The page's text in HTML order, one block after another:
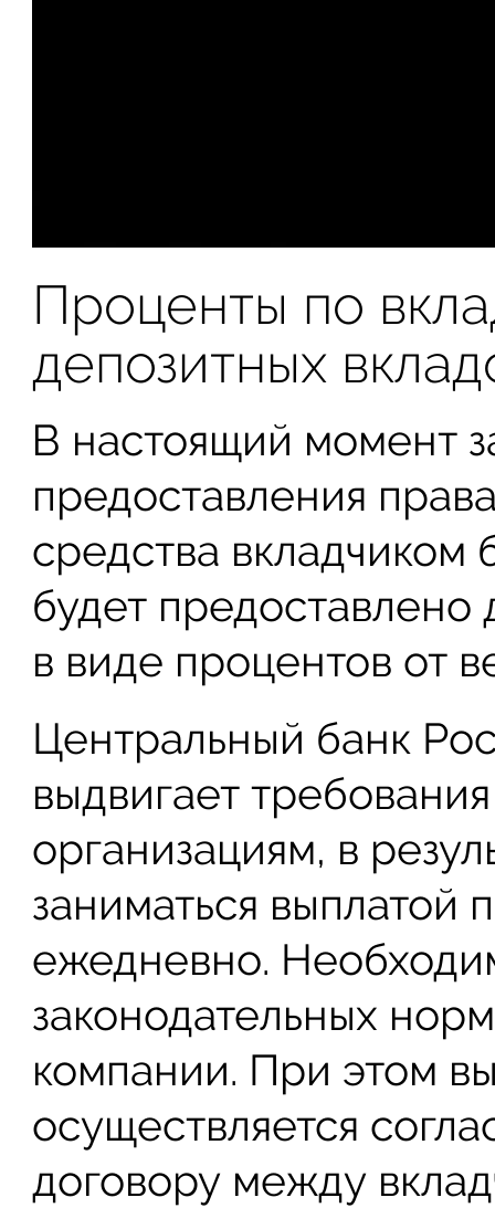
Проценты по
депозитных
В настоящий момент
предоставления
средства вкладчиком
будет
в виде процентов от
Центральный банк
выдвигает
организациям, в
заниматься выплатой
ежедневно.
законодательных
компании. При этом
осуществляется
договору между